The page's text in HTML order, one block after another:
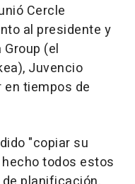
Cercle
al presidente y
(el
Juvencio
tiempos de
"copiar su
todos estos